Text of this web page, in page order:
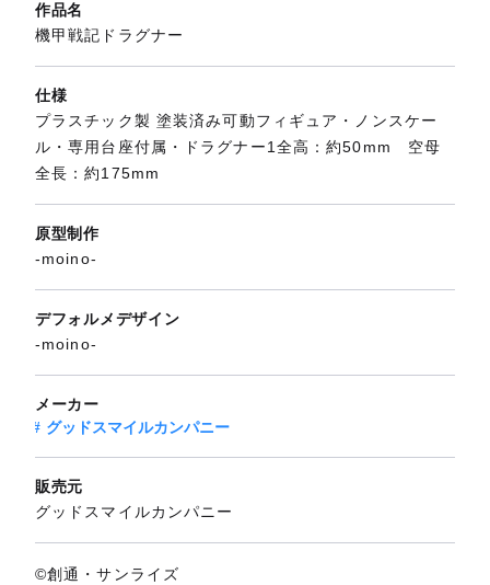
作品名
機甲戦記ドラグナー
仕様
プラスチック製 塗装済み可動フィギュア・ノンスケー
ル・専用台座付属・ドラグナー1全高：約50mm 空母
全長：約175mm
原型制作
-moino-
デフォルメデザイン
-moino-
メーカー
グッドスマイルカンパニー
販売元
グッドスマイルカンパニー
©創通・サンライズ